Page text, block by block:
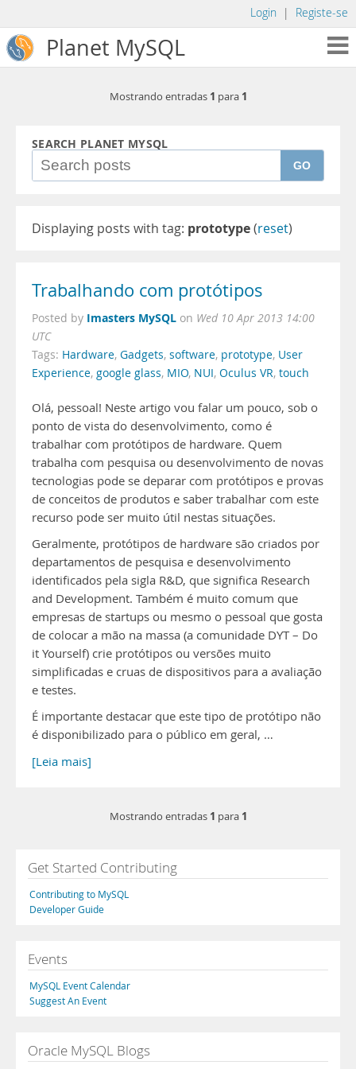
Login | Registe-se
Planet MySQL
Mostrando entradas 1 para 1
SEARCH PLANET MYSQL
GO
Displaying posts with tag: prototype(reset)
Trabalhando com protótipos
Posted by Imasters MySQL on Wed 10 Apr 2013 14:00
UTC
Tags: Hardware, Gadgets, software, prototype, User
Experience, google glass, MIO, NUI, Oculus VR, touch
Olá, pessoal! Neste artigo vou falar um pouco, sob o
ponto de vista do desenvolvimento, como é
trabalhar com protótipos de hardware. Quem
trabalha com pesquisa ou desenvolvimento de novas
tecnologias pode se deparar com protótipos e provas
de conceitos de produtos e saber trabalhar com este
recurso pode ser muito útil nestas situações.
Geralmente, protótipos de hardware são criados por
departamentos de pesquisa e desenvolvimento
identificados pela sigla R&D, que significa Research
and Development. Também é muito comum que
empresas de startups ou mesmo o pessoal que gosta
de colocar a mão na massa (a comunidade DYT – Do
it Yourself) crie protótipos ou versões muito
simplificadas e cruas de dispositivos para a avaliação
e testes.
É importante destacar que este tipo de protótipo não
é disponibilizado para o público em geral, …
[Leia mais]
Mostrando entradas 1 para 1
Get Started Contributing
Contributing to MySQL
Developer Guide
Events
MySQL Event Calendar
Suggest An Event
Oracle MySQL Blogs